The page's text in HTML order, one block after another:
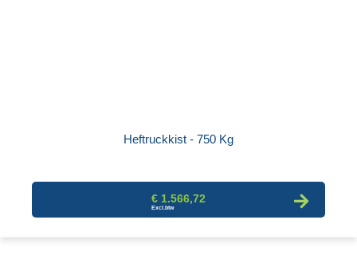
Heftruckkist - 750 Kg
€ 1.566,72